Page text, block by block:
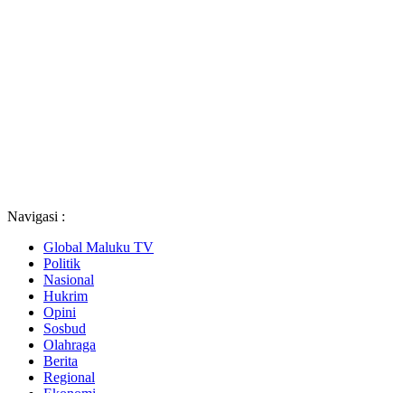
Navigasi :
Global Maluku TV
Politik
Nasional
Hukrim
Opini
Sosbud
Olahraga
Berita
Regional